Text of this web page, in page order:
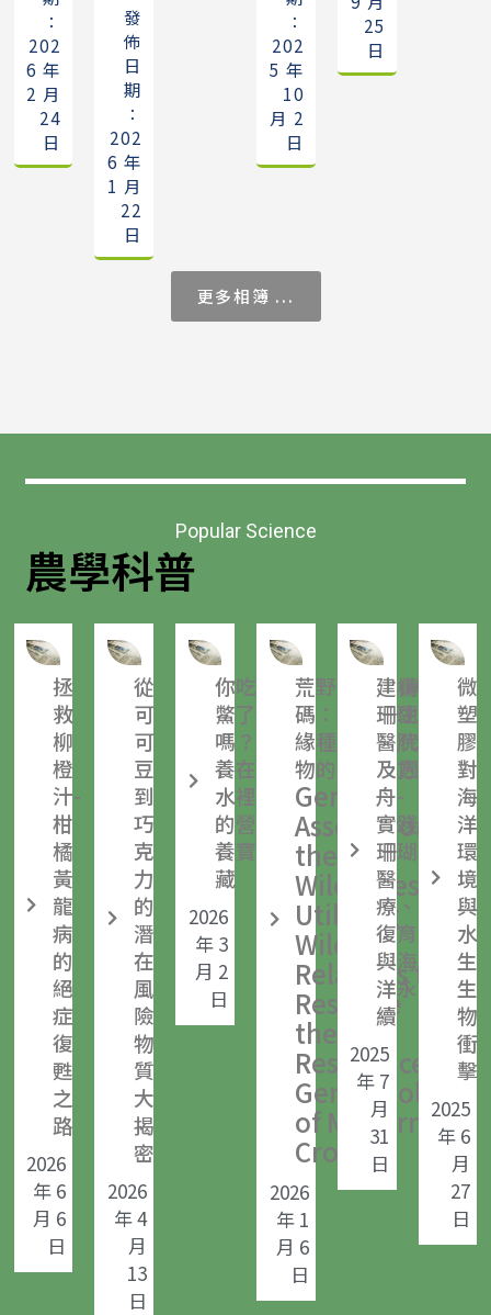
：
202
6 年
2 月
24
日
發
佈
日
期
：
202
6 年
1 月
22
日
：
202
5 年
10
月 2
日
25
日
更多相簿 ...
Popular Science
農學科普
拯
救
柳
橙
汁-
柑
橘
黃
龍
病
的
絕
症
復
甦
之
路
2026
年 6
月 6
日
從
可
可
豆
到
巧
克
力
的
潛
在
風
險
物
質
大
揭
密
2026
年 4
月
13
日
你吃
鱉了
嗎？
養在
水裡
的營
養寶
藏
2026
年 3
月 2
日
荒野中的遺傳密
碼：利用野生近
緣種重塑現代作
物的抗性基因庫
Genetic
Assets from
the
Wilderness:
Utilizing
Wild
Relatives to
Reshape
the
Resistance
Gene Pool
of Modern
Crops
2026
年 1
月 6
日
建構
珊瑚
醫院
及方
舟-
實踐
珊瑚
醫
療、
復育
與海
洋永
續
2025
年 7
月
31
日
微
塑
膠
對
海
洋
環
境
與
水
生
生
物
衝
擊
2025
年 6
月
27
日